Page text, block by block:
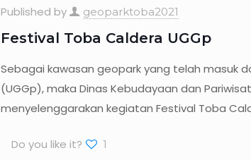
Published by geoparktoba2021
Festival Toba Caldera UGGp
Sebagai kawasan geopark yang telah masuk
(UGGp), maka Dinas Kebudayaan dan
menyelenggarakan kegiatan Festival Toba
Do you like it? 1